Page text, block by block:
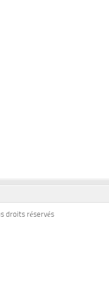
droits réservés